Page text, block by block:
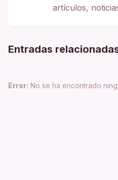
artículos,
Entradas
Error: No se ha encontrado